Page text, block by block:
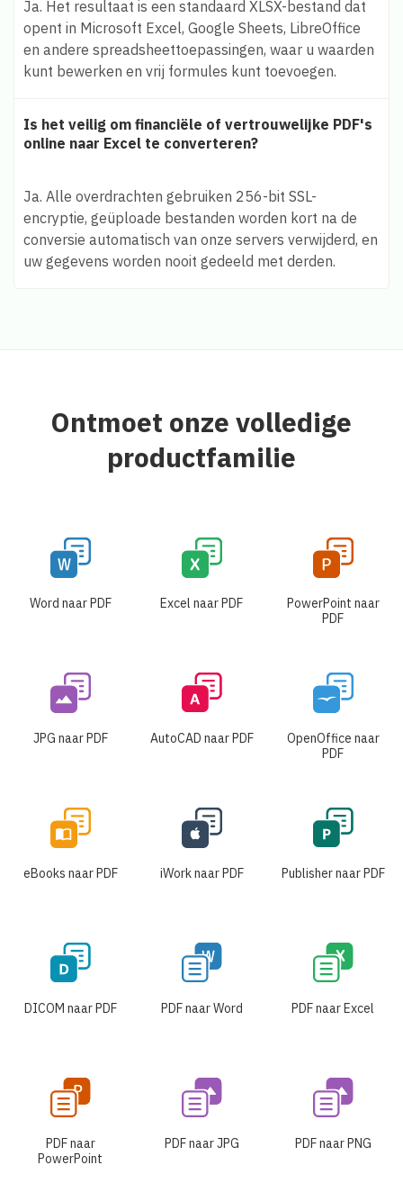
Ja. Het resultaat is een standaard XLSX-bestand dat
opent in Microsoft Excel, Google Sheets, LibreOffice
en andere spreadsheettoepassingen, waar u waarden
kunt bewerken en vrij formules kunt toevoegen.
Is het veilig om financiële of vertrouwelijke PDF's
online naar Excel te converteren?
Ja. Alle overdrachten gebruiken 256-bit SSL-
encryptie, geüploade bestanden worden kort na de
conversie automatisch van onze servers verwijderd, en
uw gegevens worden nooit gedeeld met derden.
Ontmoet onze volledige
productfamilie
Word naar PDF Excel naar PDF
PowerPoint naar
PDF
JPG naar PDF AutoCAD naar PDF
OpenOffice naar
PDF
eBooks naar PDF iWork naar PDF Publisher naar PDF
DICOM naar PDF PDF naar Word PDF naar Excel
PDF naar
PowerPoint
PDF naar JPG PDF naar PNG